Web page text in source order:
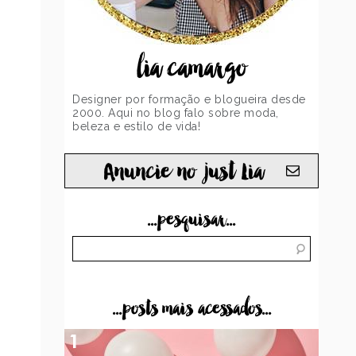
lia camargo
Designer por formação e blogueira desde
2000. Aqui no blog falo sobre moda,
beleza e estilo de vida!
Anuncie no just Lia
...pesquisar...
...posts mais acessados...
1